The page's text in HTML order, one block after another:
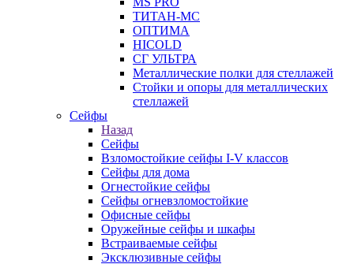
ТИТАН-МС
ОПТИМА
HICOLD
СГ УЛЬТРА
Металлические полки для стеллажей
Стойки и опоры для металлических
стеллажей
Сейфы
Назад
Сейфы
Взломостойкие сейфы I-V классов
Сейфы для дома
Огнестойкие сейфы
Сейфы огневзломостойкие
Офисные сейфы
Оружейные сейфы и шкафы
Встраиваемые сейфы
Эксклюзивные сейфы